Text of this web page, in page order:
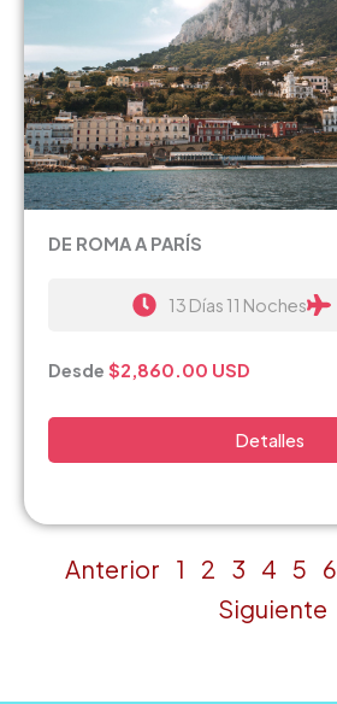
DE ROMA A PARÍS
13 Días 11 Noches
Desde $2,860.00 USD
Detalles
Anterior 1 2 3 4 5 6
Siguiente